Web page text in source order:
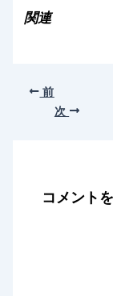
関連
前
次
コメント